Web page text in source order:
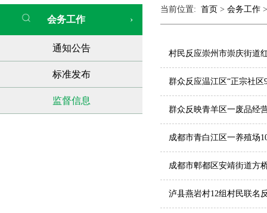
会务工作 ›
通知公告
标准发布
监督信息
当前位置: 首页 > 会务工作
村民反应崇州市崇庆街道
群众反应温江区“正宗社
群众反映青羊区一废品经
成都市青白江区一养殖场
成都市郫都区安靖街道方
泸县燕岩村12组村民联名